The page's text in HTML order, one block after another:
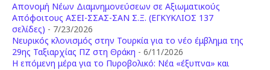
Απονομή Νέων Διαμνημονεύσεων σε Αξιωματικούς
Απόφοιτους ΑΣΕΙ-ΣΣΑΣ-ΣΑΝ Σ.Ξ. (ΕΓΚΥΚΛΙΟΣ 137
σελίδες) - 7/23/2026
Νευρικός κλονισμός στην Τουρκία για το νέο έμβλημα της
29ης Ταξιαρχίας ΠΖ στη Θράκη - 6/11/2026
Η επόμενη μέρα για το Πυροβολικό: Νέα «έξυπνα» και